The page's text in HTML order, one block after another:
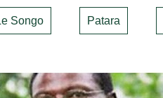
Songo Patara